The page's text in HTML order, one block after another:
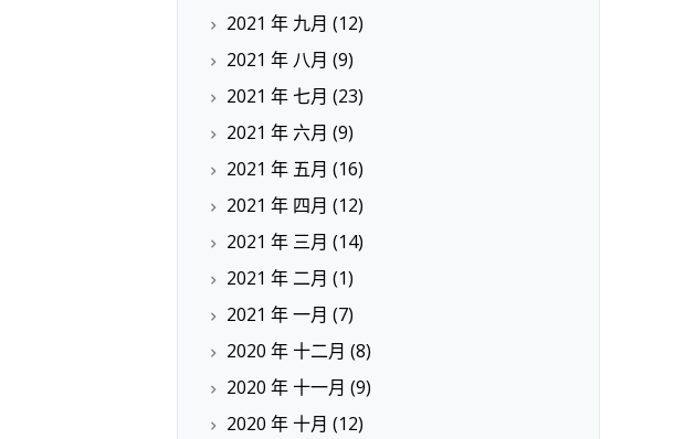
2021 年 九月 (12)
2021 年 八月 (9)
2021 年 七月 (23)
2021 年 六月 (9)
2021 年 五月 (16)
2021 年 四月 (12)
2021 年 三月 (14)
2021 年 二月 (1)
2021 年 一月 (7)
2020 年 十二月 (8)
2020 年 十一月 (9)
2020 年 十月 (12)